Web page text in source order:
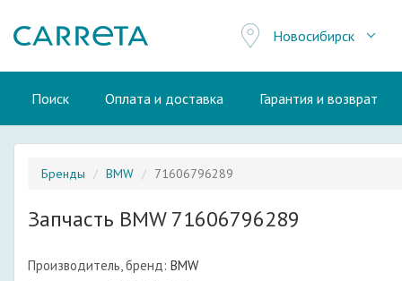
Новосибирск
Поиск Оплата и доставка Гарантия и возврат
Бренды BMW 71606796289
Запчасть BMW 71606796289
Производитель, бренд: BMW